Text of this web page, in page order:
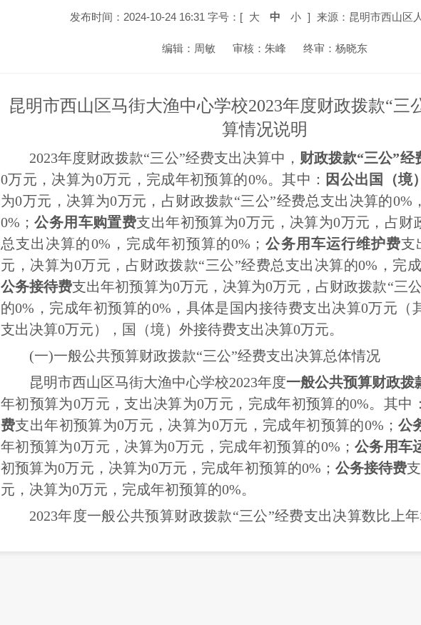
发布时间：2024-10-24 16:31 字号：[ 大 中 小 ] 来源：昆明市西山区
编辑：周敏 审核：朱峰 终审：杨晓东
昆明市西山区马街大渔中心学校2023年度财政拨款“三
算情况说明
2023年度财政拨款“三公”经费支出决算中， 财政拨款“三公”经
0万元，决算为0万元，完成年初预算的0%。其中： 因公出国（境
为0万元，决算为0万元，占财政拨款“三公”经费总支出决算的0%
0%； 公务用车购置费支出年初预算为0万元，决算为0万元，占财
总支出决算的0%，完成年初预算的0%； 公务用车运行维护费支
元，决算为0万元，占财政拨款“三公”经费总支出决算的0%，完
公务接待费支出年初预算为0万元，决算为0万元，占财政拨款“三
的0%，完成年初预算的0%，具体是国内接待费支出决算0万元（
支出决算0万元），国（境）外接待费支出决算0万元。
(一)一般公共预算财政拨款“三公”经费支出决算总体情况
昆明市西山区马街大渔中心学校2023年度一般公共预算财政拨
年初预算为0万元，支出决算为0万元，完成年初预算的0%。其中：
费支出年初预算为0万元，决算为0万元，完成年初预算的0%； 公
年初预算为0万元，决算为0万元，完成年初预算的0%； 公务用车
初预算为0万元，决算为0万元，完成年初预算的0%； 公务接待费
元，决算为0万元，完成年初预算的0%。
2023年度一般公共预算财政拨款“三公”经费支出决算数比上